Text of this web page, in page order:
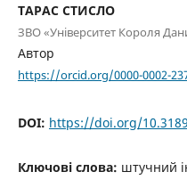
ТАРАС СТИСЛО
ЗВО «Університет Короля
Автор
https://orcid.org/0000-0002-
DOI: https://doi.org/
Ключові слова: штучний